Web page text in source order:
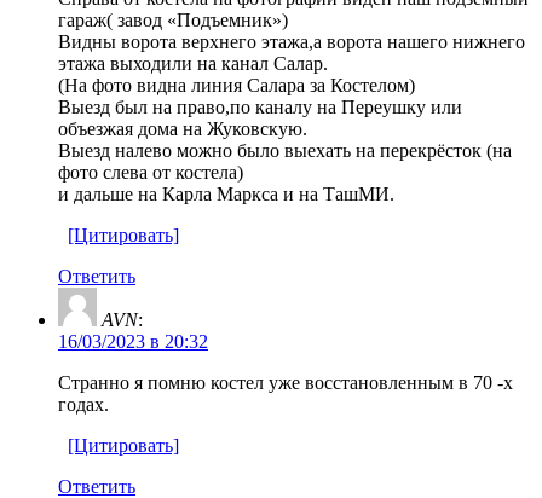
гараж( завод «Подъемник»)
Видны ворота верхнего этажа,а ворота нашего нижнего
этажа выходили на канал Салар.
(На фото видна линия Салара за Костелом)
Выезд был на право,по каналу на Переушку или
объезжая дома на Жуковскую.
Выезд налево можно было выехать на перекрёсток (на
фото слева от костела)
и дальше на Карла Маркса и на ТашМИ.
[Цитировать]
Ответить
AVN:
16/03/2023 в 20:32
Странно я помню костел уже восстановленным в 70 -х
годах.
[Цитировать]
Ответить